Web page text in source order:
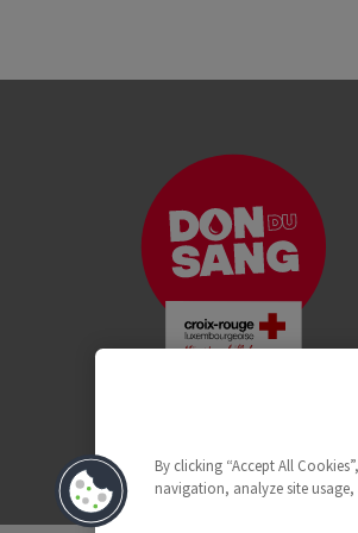
By clicking “Accept All
navigation, analyze site